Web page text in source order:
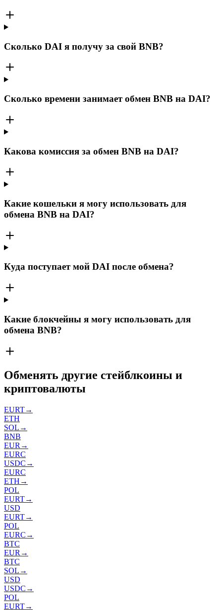
Сколько DAI я получу за свой BNB?
Сколько времени занимает обмен BNB на DAI?
Какова комиссия за обмен BNB на DAI?
Какие кошельки я могу использовать для
обмена BNB на DAI?
Куда поступает мой DAI после обмена?
Какие блокчейны я могу использовать для
обмена BNB?
Обменять другие стейблкоины и
криптовалюты
EURT→
ETH
SOL →
BNB
EUR →
EURC
USDC →
EURC
ETH →
POL
EURT→
USD
EURT→
POL
EURC →
BTC
EUR →
BTC
SOL →
USD
USDC →
POL
EURT→